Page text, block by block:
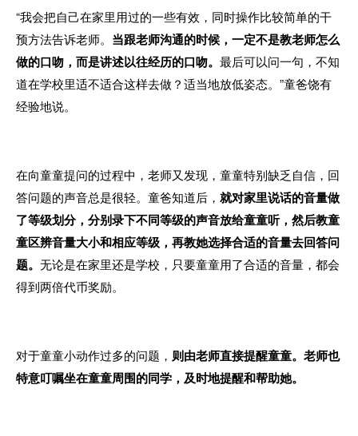
“我会把自己在家里用过的一些有效，同时操作比较简单的干
预方法告诉老师。 当跟老师沟通的时候，一定不是教老师怎么
做的口吻，而是讲述以往经历的口吻。 最后可以问一句，不知
道在学校里适不适合这样去做？适当地放低姿态。”童爸饶有
经验地说。
在向童童提问的过程中，老师又发现，童童特别缺乏自信，回
答问题的声音总是很轻。童爸知道后， 就对家里说话的音量做
了等级划分，分别录下不同等级的声音放给童童听，然后教童
童区辨音量大小和相应等级，再教她选择合适的音量去回答问
题。 无论是在家里还是学校，只要童童用了合适的音量，都会
得到两倍代币奖励。
对于童童小动作过多的问题， 则由老师直接提醒童童。老师也
特意叮嘱坐在童童周围的同学，及时地提醒和帮助她。